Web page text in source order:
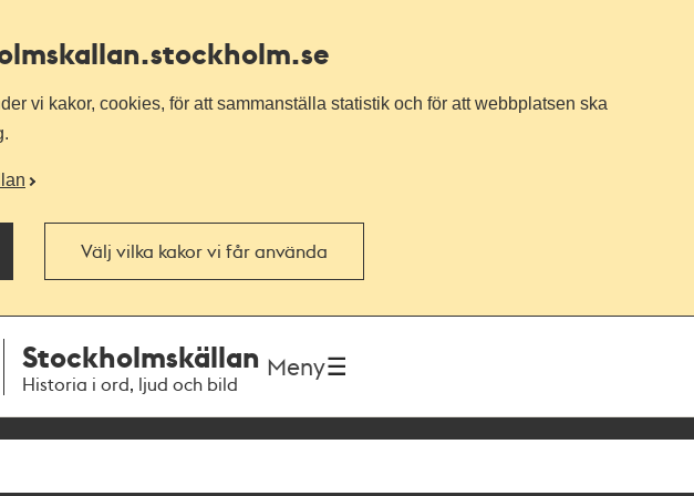
.stockholm.se
vi kakor, cookies, för att sammanställa statistik och för att webbplatsen ska
Välj vilka kakor vi får använda
Stockholmskällan
Historia i ord, ljud och bild
Meny